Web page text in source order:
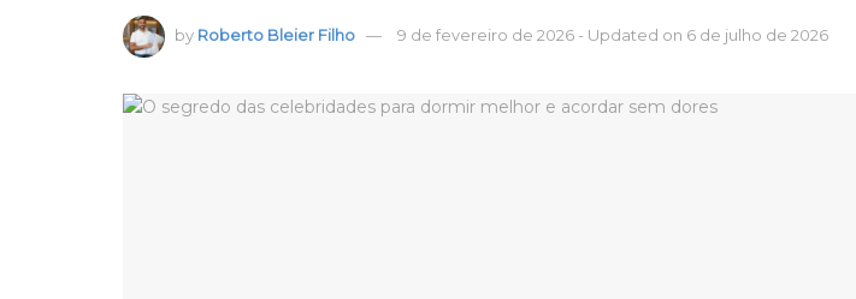
by Roberto Bleier Filho 9 de fevereiro de 2026 - Updated on 6 de julho de 2026